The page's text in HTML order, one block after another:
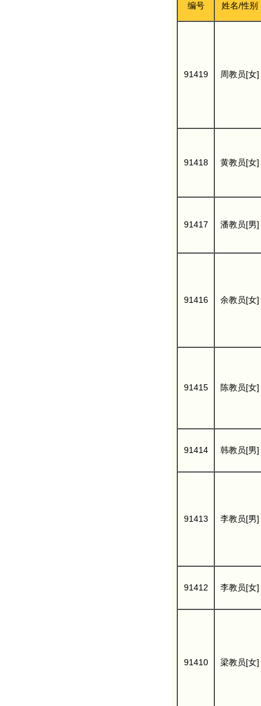
编号 姓名/性别
91419 周教员[女]
91418 黄教员[女]
91417 潘教员[男]
91416 余教员[女]
91415 陈教员[女]
91414 韩教员[男]
91413 李教员[男]
91412 李教员[女]
91410 梁教员[女]